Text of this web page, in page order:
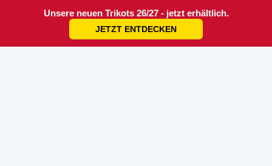
Unsere neuen Trikots 26/27 - jetzt erhältlich.
JETZT ENTDECKEN